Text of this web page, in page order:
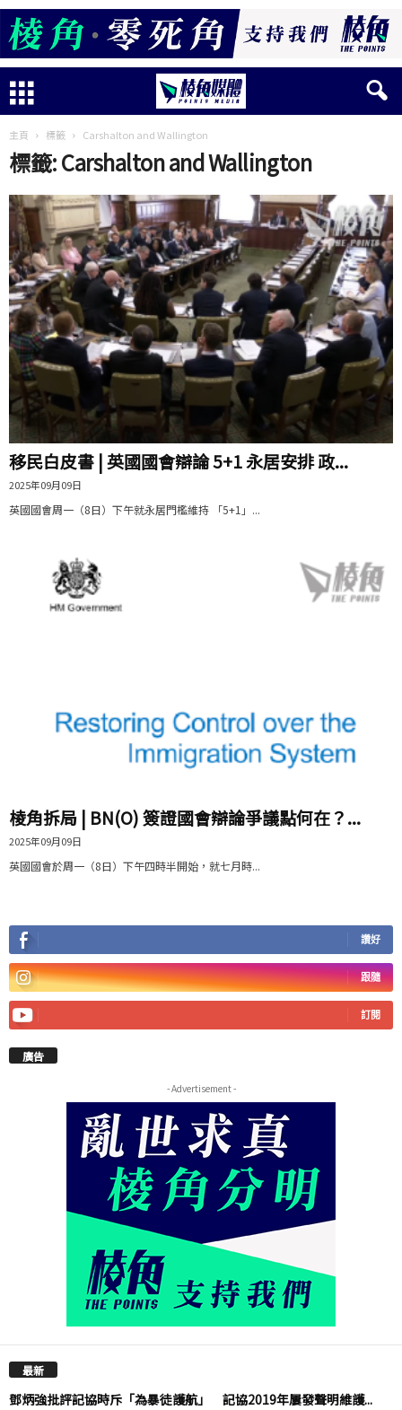
主頁 標籤 Carshalton and Wallington
標籤: Carshalton and Wallington
移民白皮書 | 英國國會辯論 5+1 永居安排 政...
2025年09月09日
英國國會周一（8日）下午就永居門檻維持 「5+1」...
棱角拆局 | BN(O) 簽證國會辯論爭議點何在？...
2025年09月09日
英國國會於周一（8日）下午四時半開始，就七月時...
讚好
跟隨
訂閱
廣告
- Advertisement -
最新
鄧炳強批評記協時斥「為暴徒護航」 記協2019年屢發聲明維護...